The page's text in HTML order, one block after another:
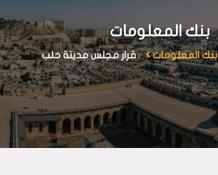
بنك المعلومات
بنك المعلومات قرار مجلس مدينة حلب